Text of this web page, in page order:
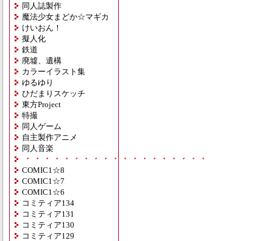
同人誌製作
魔法少女まどか☆マギカ
けいおん！
擬人化
鉄道
廃墟、遺構
カラーイラスト集
ゆるゆり
ひだまりスケッチ
東方Project
特撮
同人ゲーム
自主製作アニメ
同人音楽
・・・・・・・・・・・・・・・・・・・
COMIC1☆8
COMIC1☆7
COMIC1☆6
コミティア134
コミティア131
コミティア130
コミティア129